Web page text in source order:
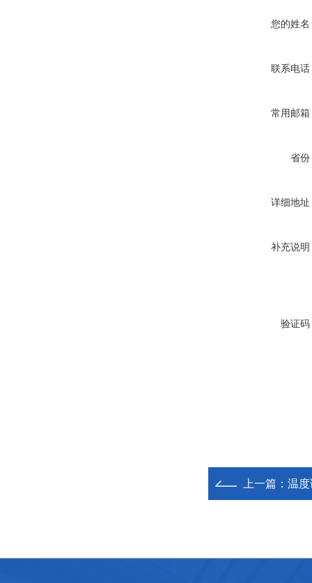
您的姓名
联系电话
常用邮箱
省份
详细地址
补充说明
验证码
上一篇： 温